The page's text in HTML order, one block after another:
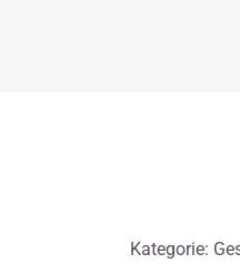
Kategorie: